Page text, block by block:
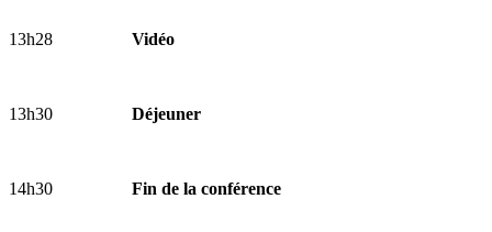
13h28 Vidéo
13h30 Déjeuner
14h30 Fin de la conférence